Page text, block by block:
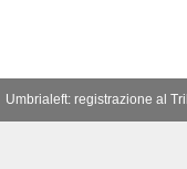
Umbrialeft: registrazione al